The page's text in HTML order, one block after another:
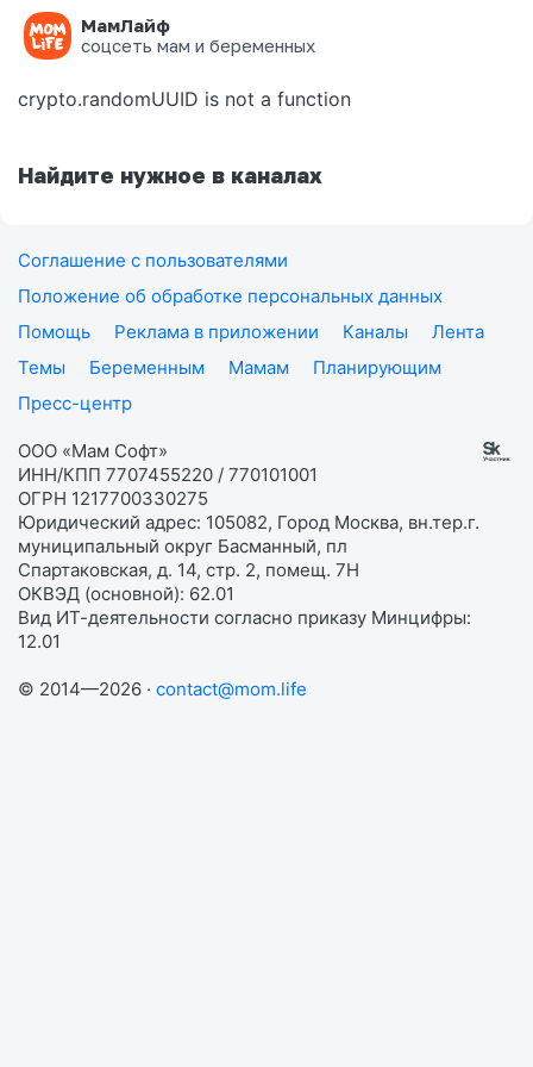
МамЛайф
соцсеть мам и беременных
Ошибка на странице
crypto.randomUUID is not a function
Найдите нужное в каналах
Соглашение с пользователями
Положение об обработке персональных данных
Помощь
Реклама в приложении Каналы
Лента
Темы
Беременным Мамам
Планирующим
Пресс-центр
ООО «Мам Софт»
ИНН/КПП 7707455220 / 770101001
ОГРН 1217700330275
Юридический адрес: 105082, Город Москва, вн.тер.г.
муниципальный округ Басманный, пл
Спартаковская, д. 14, стр. 2, помещ. 7Н
ОКВЭД (основной): 62.01
Вид ИТ-деятельности согласно приказу Минцифры:
12.01
© 2014—2026 · contact@mom.life